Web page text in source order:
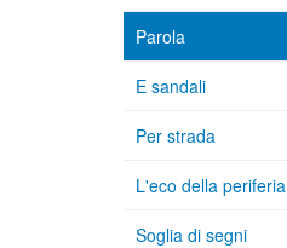
Parola
E sandali
Per strada
L'eco della periferia
Soglia di segni